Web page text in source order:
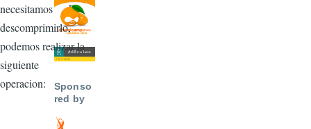
necesitamos
descomprimirlo,
podemos realizar la
siguiente
operacion:
Sponso
red by